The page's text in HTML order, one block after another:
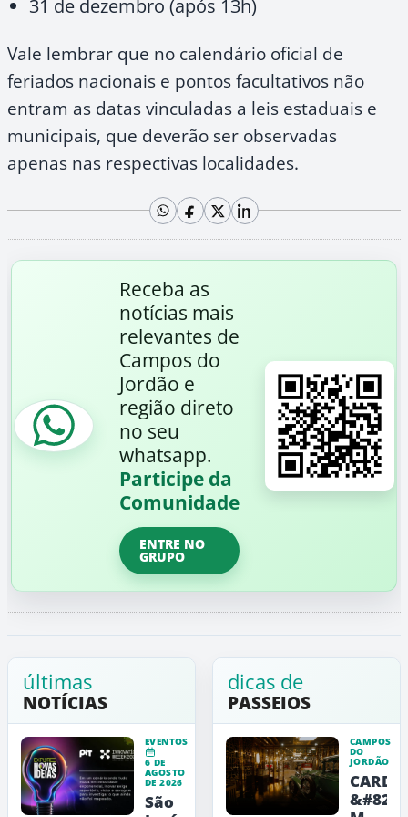
31 de dezembro (após 13h)
Vale lembrar que no calendário oficial de
feriados nacionais e pontos facultativos não
entram as datas vinculadas a leis estaduais e
municipais, que deverão ser observadas
apenas nas respectivas localidades.
Receba as
notícias mais
relevantes de
Campos do
Jordão e
região direto
no seu
whatsapp.
Participe da
Comunidade
ENTRE NO
GRUPO
últimas
NOTÍCIAS
EVENTOS
6 DE
AGOSTO
DE 2026
São
dicas de
PASSEIOS
CAMPOS
DO
JORDÃO
CARDE